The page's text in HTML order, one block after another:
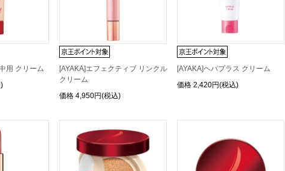
用 クリーム
[AYAKA]エフェクティブ リンクル
クリーム
価格 4,950円(税込)
[AYAKA]ヘパプラス クリーム
価格 2,420円(税込)